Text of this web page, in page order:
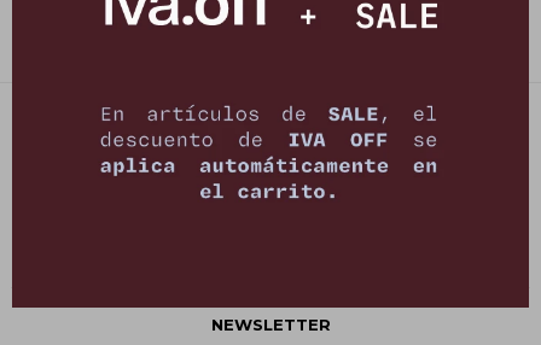
5.730 $ 6.990
PETRA STORE
27141061 - 099 747 832
21 de setiembre 2895, Montevideo
NEWSLETTER